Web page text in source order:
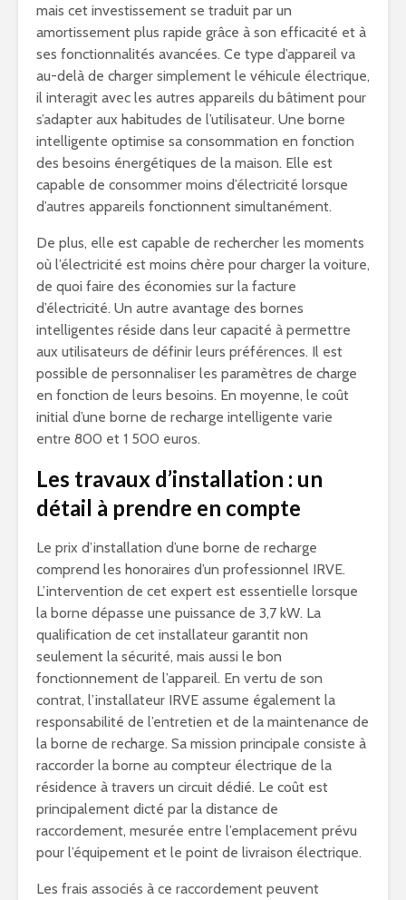
mais cet investissement se traduit par un
amortissement plus rapide grâce à son efficacité et à
ses fonctionnalités avancées. Ce type d’appareil va
au-delà de charger simplement le véhicule électrique,
il interagit avec les autres appareils du bâtiment pour
s’adapter aux habitudes de l’utilisateur. Une borne
intelligente optimise sa consommation en fonction
des besoins énergétiques de la maison. Elle est
capable de consommer moins d’électricité lorsque
d’autres appareils fonctionnent simultanément.
De plus, elle est capable de rechercher les moments
où l’électricité est moins chère pour charger la voiture,
de quoi faire des économies sur la facture
d’électricité. Un autre avantage des bornes
intelligentes réside dans leur capacité à permettre
aux utilisateurs de définir leurs préférences. Il est
possible de personnaliser les paramètres de charge
en fonction de leurs besoins. En moyenne, le coût
initial d’une borne de recharge intelligente varie
entre 800 et 1 500 euros.
Les travaux d’installation : un
détail à prendre en compte
Le prix d’installation d’une borne de recharge
comprend les honoraires d’un professionnel IRVE.
L’intervention de cet expert est essentielle lorsque
la borne dépasse une puissance de 3,7 kW. La
qualification de cet installateur garantit non
seulement la sécurité, mais aussi le bon
fonctionnement de l’appareil. En vertu de son
contrat, l’installateur IRVE assume également la
responsabilité de l’entretien et de la maintenance de
la borne de recharge. Sa mission principale consiste à
raccorder la borne au compteur électrique de la
résidence à travers un circuit dédié. Le coût est
principalement dicté par la distance de
raccordement, mesurée entre l’emplacement prévu
pour l’équipement et le point de livraison électrique.
Les frais associés à ce raccordement peuvent